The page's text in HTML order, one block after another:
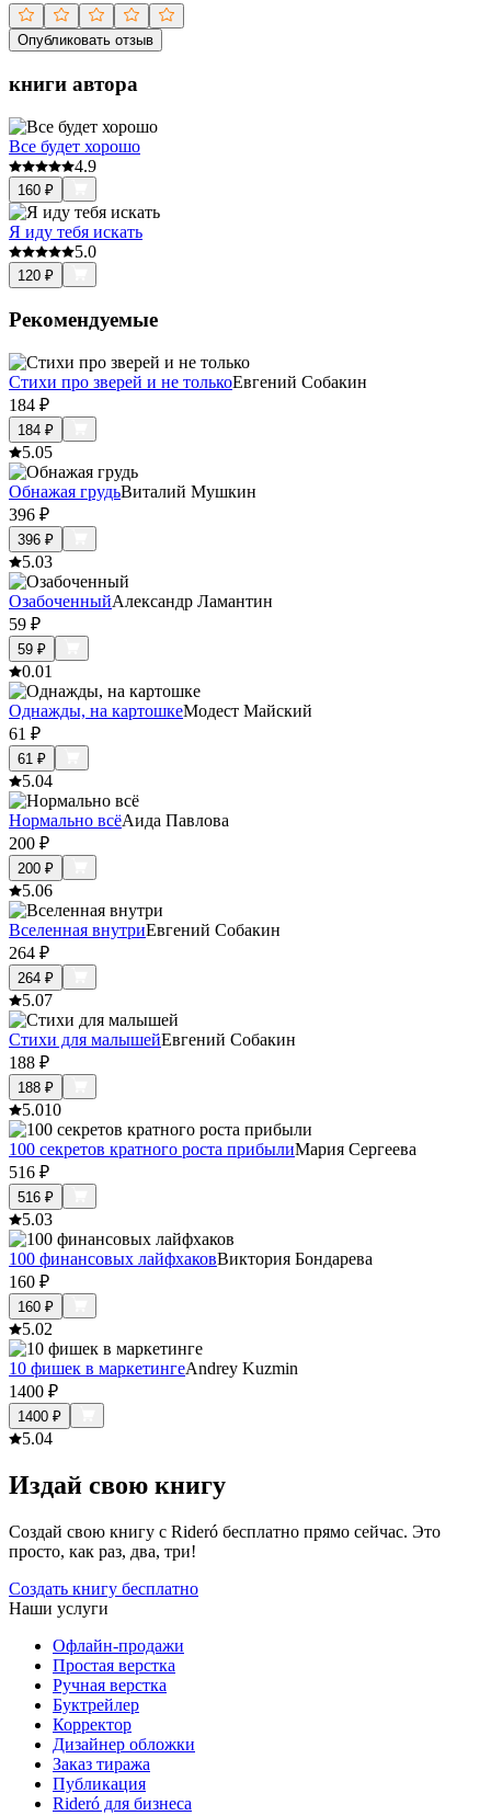
Опубликовать отзыв
книги автора
Все будет хорошо
4.9
160 ₽
Я иду тебя искать
5.0
120 ₽
Рекомендуемые
Стихи про зверей и не толькоЕвгений Собакин
184 ₽
184 ₽
5.05
Обнажая грудьВиталий Мушкин
396 ₽
396 ₽
5.03
ОзабоченныйАлександр Ламантин
59 ₽
59 ₽
0.01
Однажды, на картошкеМодест Майский
61 ₽
61 ₽
5.04
Нормально всёАида Павлова
200 ₽
200 ₽
5.06
Вселенная внутриЕвгений Собакин
264 ₽
264 ₽
5.07
Стихи для малышейЕвгений Собакин
188 ₽
188 ₽
5.010
100 секретов кратного роста прибылиМария Сергеева
516 ₽
516 ₽
5.03
100 финансовых лайфхаковВиктория Бондарева
160 ₽
160 ₽
5.02
10 фишек в маркетингеAndrey Kuzmin
1400 ₽
1400 ₽
5.04
Издай свою книгу
Создай свою книгу с Rideró бесплатно прямо сейчас. Это
просто, как раз, два, три!
Создать книгу бесплатно
Наши услуги
Офлайн-продажи
Простая верстка
Ручная верстка
Буктрейлер
Корректор
Дизайнер обложки
Заказ тиража
Публикация
Rideró для бизнеса